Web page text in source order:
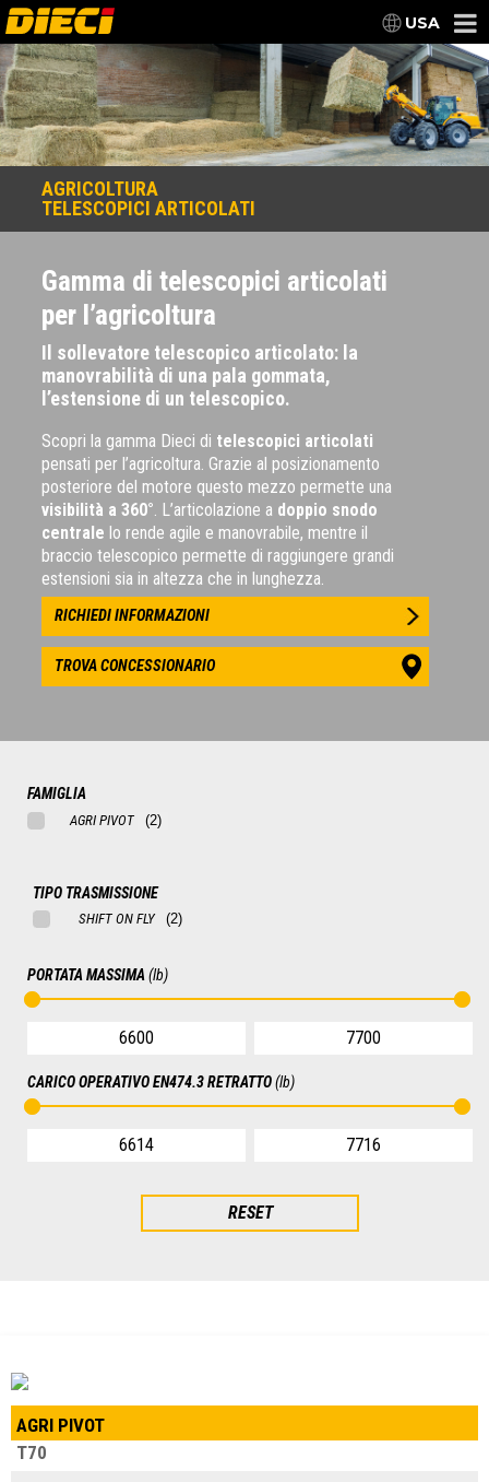
USA
AGRICOLTURA
TELESCOPICI ARTICOLATI
Gamma di telescopici articolati
per l’agricoltura
Il sollevatore telescopico articolato: la
manovrabilità di una pala gommata,
l’estensione di un telescopico.
Scopri la gamma Dieci di telescopici articolati
pensati per l’agricoltura. Grazie al posizionamento
posteriore del motore questo mezzo permette una
visibilità a 360° . L’articolazione a doppio snodo
centrale lo rende agile e manovrabile, mentre il
braccio telescopico permette di raggiungere grandi
estensioni sia in altezza che in lunghezza.
RICHIEDI INFORMAZIONI
TROVA CONCESSIONARIO
FAMIGLIA
AGRI PIVOT
TIPO TRASMISSIONE
SHIFT ON FLY
PORTATA MASSIMA (lb)
CARICO OPERATIVO EN474.3 RETRATTO(lb)
RESET
AGRI PIVOT
T70